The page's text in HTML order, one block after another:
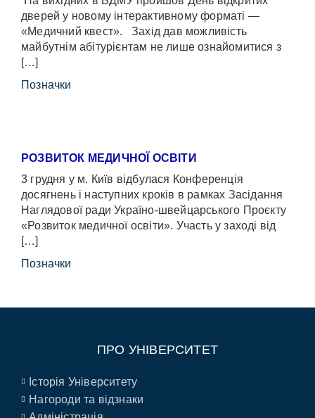
дверей у новому інтерактивному форматі —
«Медичний квест». Захід дав можливість
майбутнім абітурієнтам не лише ознайомитися з
[…]
Позначки
РОЗВИТОК МЕДИЧНОЇ ОСВІТИ
3 грудня у м. Київ відбулася Конференція
досягнень і наступних кроків в рамках Засідання
Наглядової ради Україно-швейцарського Проєкту
«Розвиток медичної освіти». Участь у заході від
[…]
Позначки
ПРО УНІВЕРСИТЕТ
Історія Університету
Нагороди та відзнаки